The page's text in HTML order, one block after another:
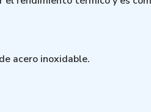
acero inoxidable.